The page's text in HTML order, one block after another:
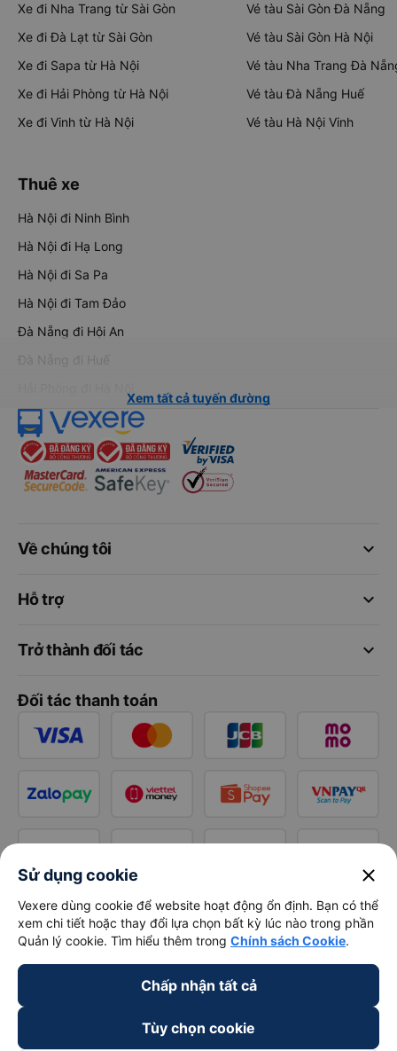
Xe đi Nha Trang từ Sài Gòn
Xe đi Đà Lạt từ Sài Gòn
Xe đi Sapa từ Hà Nội
Xe đi Hải Phòng từ Hà Nội
Xe đi Vinh từ Hà Nội
Vé tàu Sài Gòn Đà Nẵng
Vé tàu Sài Gòn Hà Nội
Vé tàu Nha Trang Đà
Vé tàu Đà Nẵng Huế
Vé tàu Hà Nội Vinh
Thuê xe
Hà Nội đi Ninh Bình
Hà Nội đi Hạ Long
Hà Nội đi Sa Pa
Hà Nội đi Tam Đảo
Đà Nẵng đi Hội An
Đà Nẵng đi Huế
Xem tất cả tuyến đường
keyboard_arrow_down
Về chúng tôi
keyboard_arrow_down
Hỗ trợ
keyboard_arrow_down
Trở thành đối tác
Đối tác thanh toán
Sử dụng cookie close
Vexere dùng cookie để website hoạt động ổn định. Bạn có thể
xem chi tiết hoặc thay đổi lựa chọn bất kỳ lúc nào trong phần
Quản lý cookie. Tìm hiểu thêm trong Chính sách Cookie.
Chấp nhận tất cả
Tùy chọn cookie